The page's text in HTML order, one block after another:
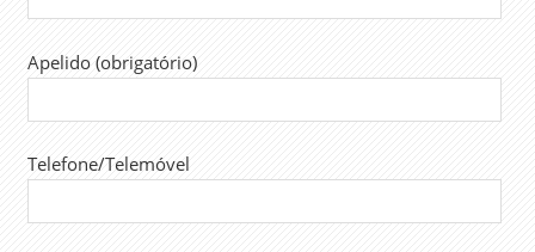
Apelido (obrigatório)
Telefone/Telemóvel